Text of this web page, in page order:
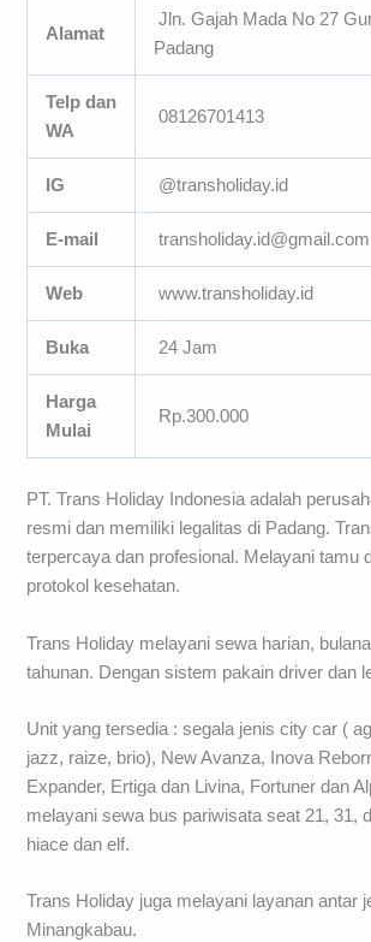
Alamat
Jln. Gajah Mada No 27
Padang
Telp dan
WA
08126701413
IG @transholiday.id
E-mail transholiday.id@gmail.com
Web www.transholiday.id
Buka 24 Jam
Harga
Mulai
Rp.300.000
PT. Trans Holiday Indonesia adalah
resmi dan memiliki legalitas di Padang.
terpercaya dan profesional. Melayani tamu
protokol kesehatan.
Trans Holiday melayani sewa harian,
tahunan. Dengan sistem pakain driver dan
Unit yang tersedia : segala jenis city car (
jazz, raize, brio), New Avanza, Inova
Expander, Ertiga dan Livina, Fortuner dan
melayani sewa bus pariwisata seat 21, 31,
hiace dan elf.
Trans Holiday juga melayani layanan antar
Minangkabau.